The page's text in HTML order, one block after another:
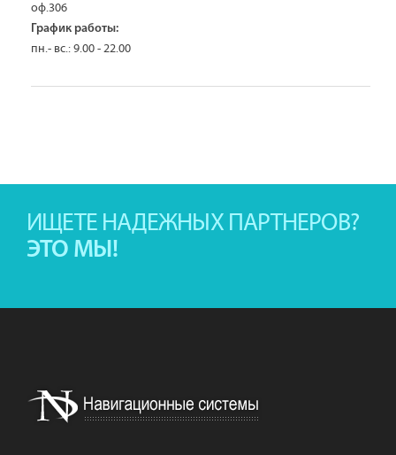
оф.306
График работы:
пн.- вс.: 9.00 - 22.00
ИЩЕТЕ НАДЕЖНЫХ ПАРТНЕРОВ?
ЭТО МЫ!